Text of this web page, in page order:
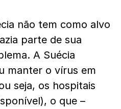
não tem como alvo
parte de sua
A Suécia
manter o vírus em
seja, os hospitais
o que –